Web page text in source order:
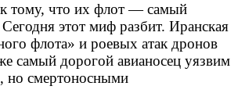
что их флот — самый
этот миф разбит. Иранская
флота» и роевых атак дронов
самый дорогой авианосец уязвим
но смертоносными